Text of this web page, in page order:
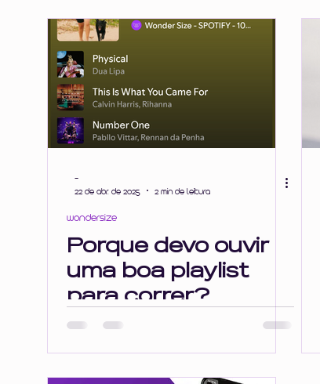
-
22 de abr. de 2025
2 min de leitura
wondersize
Porque devo ouvir
uma boa playlist
para correr?